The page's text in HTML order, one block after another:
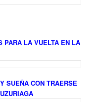
PARA LA VUELTA EN LA
SUEÑA CON TRAERSE